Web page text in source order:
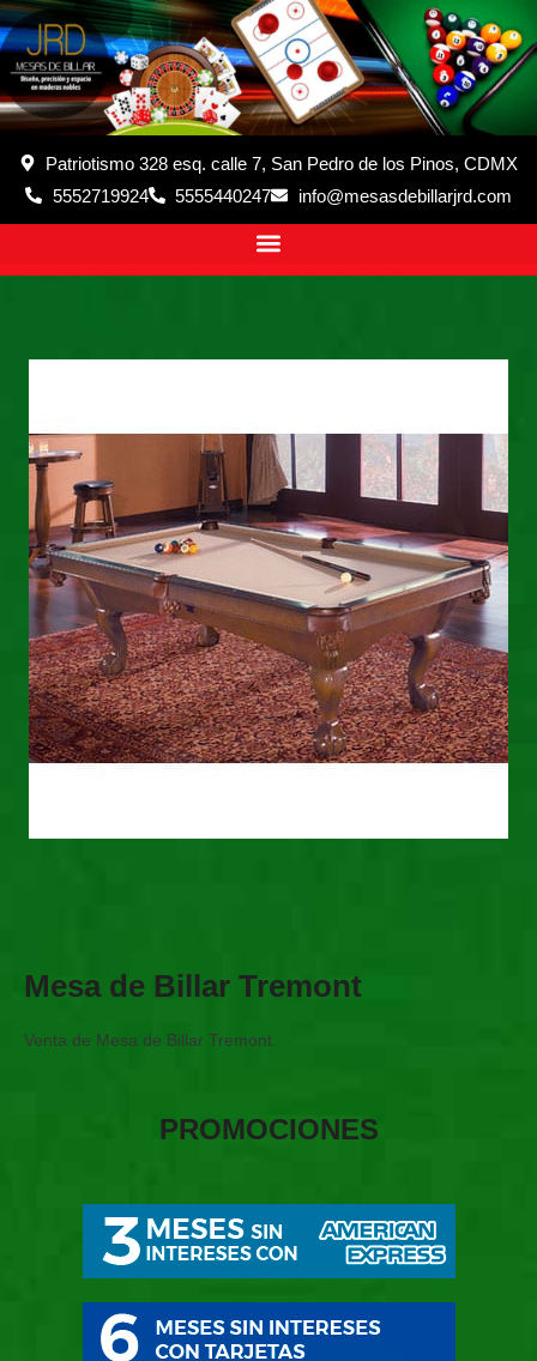
Patriotismo 328 esq. calle 7, San Pedro de los Pinos, CDMX
5552719924
5555440247 info@mesasdebillarjrd.com
Mesa de Billar Tremont
Venta de Mesa de Billar Tremont.
PROMOCIONES